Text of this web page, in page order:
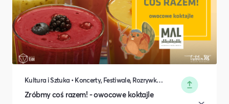
Kultura i Sztuka • Koncerty, Festiwale, Rozrywka • DIY, Majsterkowanie, Hobby • Rodzina i relacje międzyludzkie
Zróbmy coś razem! - owocowe koktajle